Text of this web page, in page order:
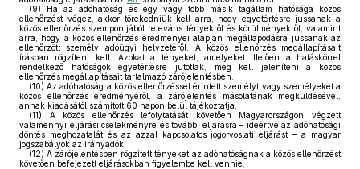
(9) Ha az adóhatóság és egy vagy több másik tagállam hatósága közös
ellenőrzést végez, akkor törekedniük kell arra, hogy egyetértésre jussanak a
közös ellenőrzés szempontjából releváns tényekről és körülményekről, valamint
arra, hogy a közös ellenőrzés eredményei alapján megállapodásra jussanak az
ellenőrzött személy adóügyi helyzetéről. A közös ellenőrzés megállapításait
írásban rögzíteni kell. Azokat a tényeket, amelyeket illetően a hatáskörrel
rendelkező hatóságok egyetértésre jutottak, meg kell jeleníteni a közös
ellenőrzés megállapításait tartalmazó zárójelentésben.
(10) Az adóhatóság a közös ellenőrzéssel érintett személyt vagy személyeket a
közös ellenőrzés eredményéről, a zárójelentés másolatának megküldésével,
annak kiadásától számított 60 napon belül tájékoztatja.
(11) A közös ellenőrzés lefolytatását követően Magyarországon végzett
valamennyi eljárási cselekményre és további eljárásra – ideértve az adóhatósági
döntés meghozatalát és az azzal kapcsolatos jogorvoslati eljárást – a magyar
jogszabályok az irányadók.
(12) A zárójelentésben rögzített tényeket az adóhatóságnak a közös ellenőrzést
követően befejezett eljárásokban figyelembe kell vennie.